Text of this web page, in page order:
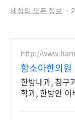
세상의 모든 정보
http://
함소아한의원
한방내과, 침구
학과, 한방안